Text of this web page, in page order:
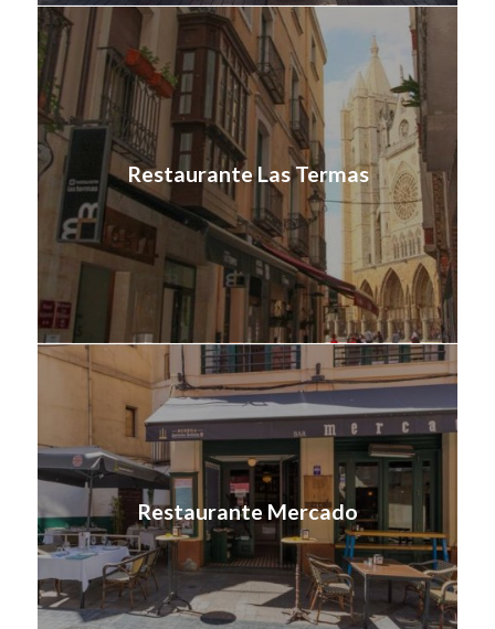
Restaurante Las Termas
Restaurante Mercado